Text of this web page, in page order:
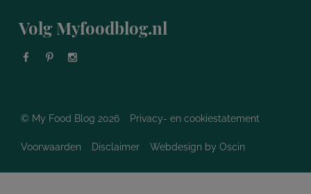
Volg Myfoodblog.nl
© My Food Blog 2026 Privacy- en cookiestatement
Voorwaarden Disclaimer Webdesign by Oscin